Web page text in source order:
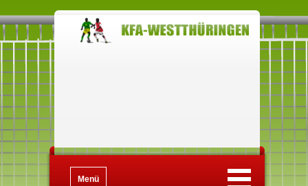
Menü